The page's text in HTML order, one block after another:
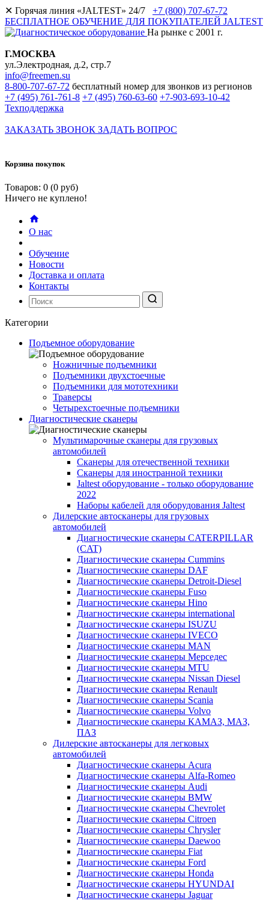
✕ Горячая линия «JALTEST» 24/7 +7 (800) 707-67-72
БЕСПЛАТНОЕ ОБУЧЕНИЕ ДЛЯ ПОКУПАТЕЛЕЙ JALTEST
На рынке с 2001 г.
Г.МОСКВА
ул.Электродная, д.2, стр.7
info@freemen.su
8-800-707-67-72 бесплатный номер для звонков из регионов
+7 (495) 761-761-8 +7 (495) 760-63-60 +7-903-693-10-42
Техподдержка
ЗАКАЗАТЬ ЗВОНОК ЗАДАТЬ ВОПРОС
Корзина покупок
Товаров: 0 (0 руб)
Ничего не куплено!
О нас
Обучение
Новости
Доставка и оплата
Контакты
Категории
Подъемное оборудование
Ножничные подъемники
Подъемники двухстоечные
Подъемники для мототехники
Траверсы
Четырехстоечные подъемники
Диагностические сканеры
Мультимарочные сканеры для грузовых
автомобилей
Сканеры для отечественной техники
Сканеры для иностранной техники
Jaltest оборудование - только оборудование
2022
Наборы кабелей для оборудования Jaltest
Дилерские автосканеры для грузовых
автомобилей
Диагностические сканеры CATERPILLAR
(CAT)
Диагностические сканеры Cummins
Диагностические сканеры DAF
Диагностические сканеры Detroit-Diesel
Диагностические сканеры Fuso
Диагностические сканеры Hino
Диагностические сканеры international
Диагностические сканеры ISUZU
Диагностические сканеры IVECO
Диагностические сканеры MAN
Диагностические сканеры Мерседес
Диагностические сканеры MTU
Диагностические сканеры Nissan Diesel
Диагностические сканеры Renault
Диагностические сканеры Scania
Диагностические сканеры Volvo
Диагностические сканеры КАМАЗ, МАЗ,
ПАЗ
Дилерские автосканеры для легковых
автомобилей
Диагностические сканеры Acura
Диагностические сканеры Alfa-Romeo
Диагностические сканеры Audi
Диагностические сканеры BMW
Диагностические сканеры Chevrolet
Диагностические сканеры Citroen
Диагностические сканеры Chrysler
Диагностические сканеры Daewoo
Диагностические сканеры Fiat
Диагностические сканеры Ford
Диагностические сканеры Honda
Диагностические сканеры HYUNDAI
Диагностические сканеры Jaguar